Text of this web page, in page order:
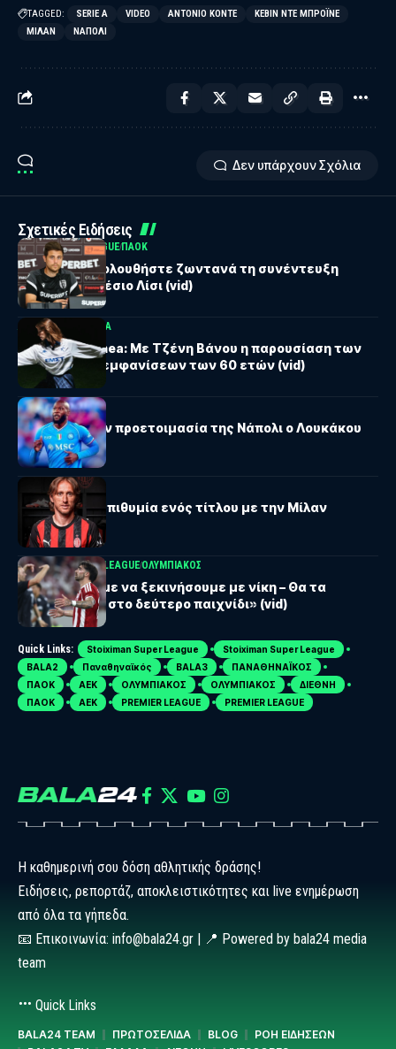
TAGGED: SERIE A VIDEO ΑΝΤΌΝΙΟ ΚΌΝΤΕ
ΚΈΒΙΝ ΝΤΕ ΜΠΡΌΙΝΕ
ΜΊΛΑΝ
ΝΆΠΟΛΙ
Δεν υπάρχουν Σχόλια
Σχετικές Ειδήσεις
UEFA EUROPA LEAGUEΠΑΟΚ
ΠΑΟΚ: Παρακολουθήστε ζωντανά τη συνέντευξη
Τύπου του Αλέσιο Λίσι (vid)
ATHENS KALLITHEA
Athens Kallithea: Με Τζένη Βάνου η παρουσίαση των
επετειακών εμφανίσεων των 60 ετών (vid)
SERIE A
Δεν πήγε στην προετοιμασία της Νάπολι ο Λουκάκου
SERIE A
Μόντριτς: H επιθυμία ενός τίτλου με την Μίλαν
UEFA CHAMPIONS LEAGUEΟΛΥΜΠΙΑΚΟΣ
Σίλβα: «Θέλαμε να ξεκινήσουμε με νίκη – Θα τα
δώσουμε όλα στο δεύτερο παιχνίδι» (vid)
Quick Links: Stoiximan Super League
Stoiximan Super League
BALA2
Παναθηναϊκός BALA3
ΠΑΝΑΘΗΝΑΪΚΟΣ
ΠΑΟΚ
ΑΕΚ ΟΛΥΜΠΙΑΚΟΣ ΟΛΥΜΠΙΑΚΟΣ
ΔΙΕΘΝΗ
ΠΑΟΚ
ΑΕΚ PREMIER LEAGUE PREMIER LEAGUE
Η καθημερινή σου δόση αθλητικής δράσης!
Ειδήσεις, ρεπορτάζ, αποκλειστικότητες και live ενημέρωση
από όλα τα γήπεδα.
📧 Επικοινωνία: info@bala24.gr | 📍 Powered by bala24 media
team
Quick Links
BALA24 TEAM ΠΡΩΤΟΣΕΛΙΔΑ BLOG
ΡΟΗ ΕΙΔΗΣΕΩΝ